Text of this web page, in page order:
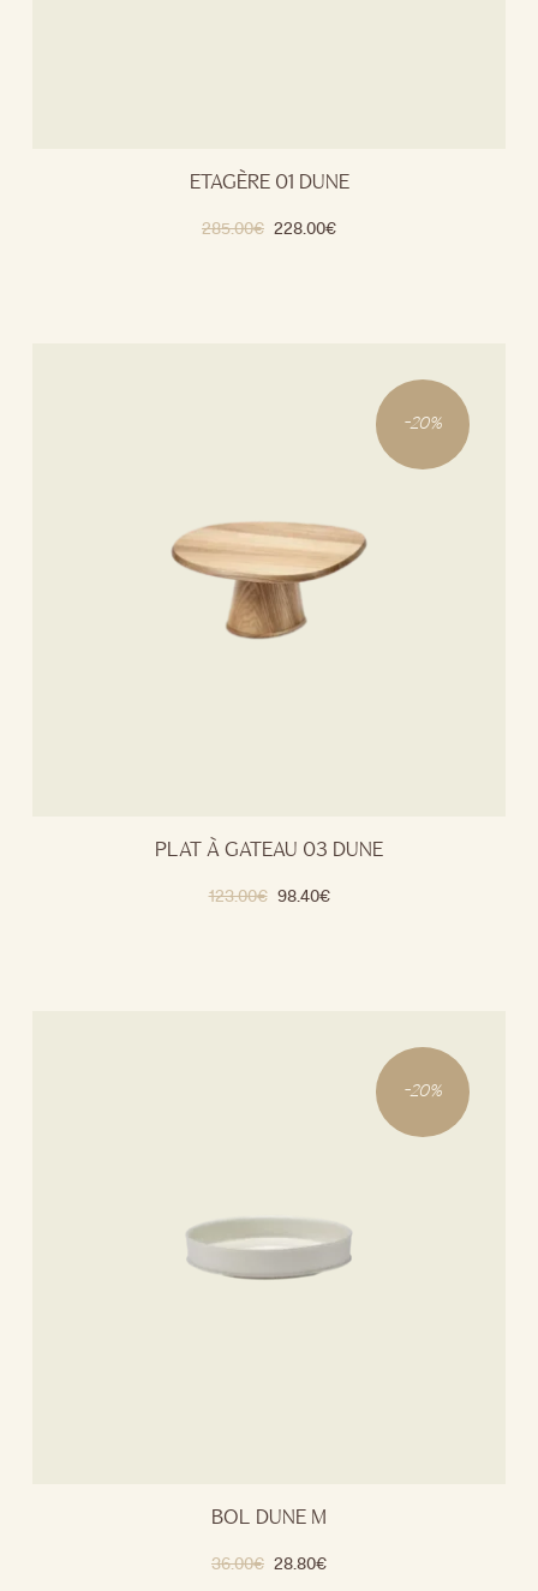
ETAGÈRE 01 DUNE
285.00€ 228.00€
-20%
PLAT À GATEAU 03 DUNE
123.00€ 98.40€
-20%
BOL DUNE M
36.00€ 28.80€